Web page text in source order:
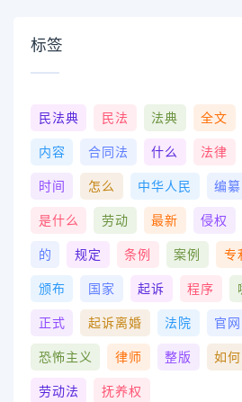
标签
民法典 民法 法典 全文
内容 合同法 什么 法律
时间 怎么 中华人民 编纂
是什么 劳动 最新 侵权
的 规定 条例 案例 专
颁布 国家 起诉 程序
正式 起诉离婚 法院 官网
恐怖主义 律师 整版 如何
劳动法 抚养权